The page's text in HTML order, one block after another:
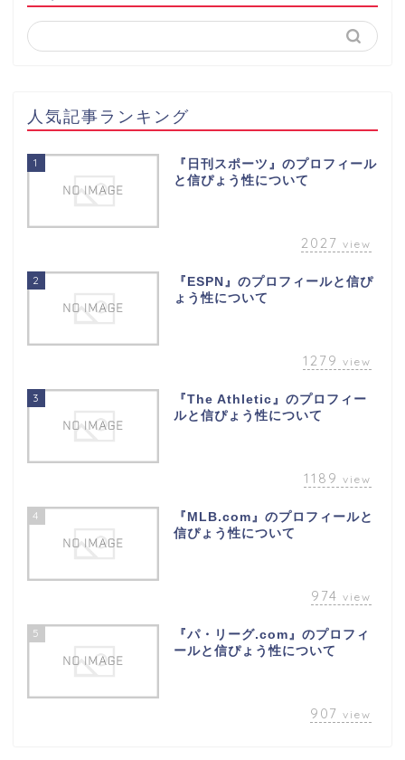
人気記事ランキング
1
『日刊スポーツ』のプロフィール
と信ぴょう性について
2027 view
2
『ESPN』のプロフィールと信ぴ
ょう性について
1279 view
3
『The Athletic』のプロフィー
ルと信ぴょう性について
1189 view
4
『MLB.com』のプロフィールと
信ぴょう性について
974 view
5
『パ・リーグ.com』のプロフィ
ールと信ぴょう性について
907 view